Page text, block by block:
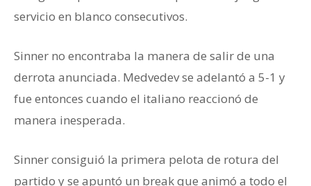
servicio en blanco consecutivos.
Sinner no encontraba la manera de salir de una
derrota anunciada. Medvedev se adelantó a 5-1 y
fue entonces cuando el italiano reaccionó de
manera inesperada.
Sinner consiguió la primera pelota de rotura del
partido y se apuntó un break que animó a todo el